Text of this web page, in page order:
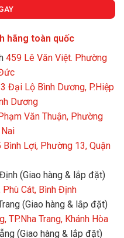
hãng toàn quốc
459 Lê Văn Việt. Phường
Đại Lộ Bình Dương, P.Hiệp
Dương
Văn Thuận, Phường
Bình Lợi, Phường 13, Quận
(Giao hàng & lắp đặt)
Cát, Bình Định
(Giao hàng & lắp đặt)
TP.Nha Trang, Khánh Hòa
(Giao hàng & lắp đặt)